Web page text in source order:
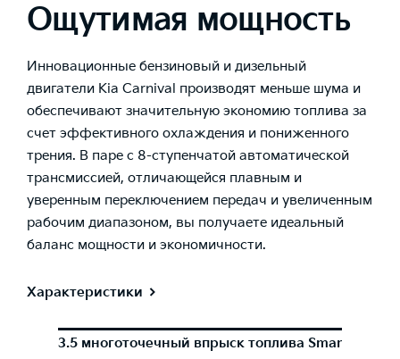
Ощутимая мощность
Инновационные бензиновый и дизельный
двигатели Kia Carnival производят меньше шума и
обеспечивают значительную экономию топлива за
счет эффективного охлаждения и пониженного
трения. В паре с 8-ступенчатой автоматической
трансмиссией, отличающейся плавным и
уверенным переключением передач и увеличенным
рабочим диапазоном, вы получаете идеальный
баланс мощности и экономичности.
Характеристики
3.5 многоточечный впрыск топлива